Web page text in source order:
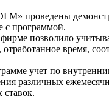
M» проведены
с программой.
позволило
время,
учет по
различных
ставок.